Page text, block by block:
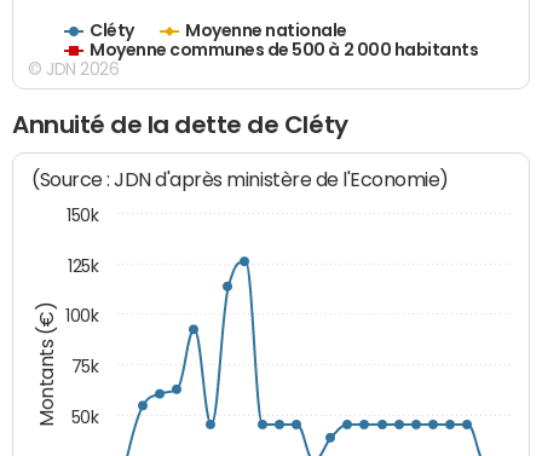
Cléty
Moyenne nationale
Moyenne communes de 500 à 2 000 habitants
© JDN 2026
Annuité de la dette de Cléty
Montants (€)
(Source : JDN d'après ministère de l'Economie)
50k
75k
100k
125k
150k